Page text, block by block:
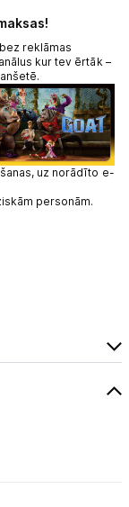
reklāmas
kur tev ērtāk –
uz norādīto e-
personām.